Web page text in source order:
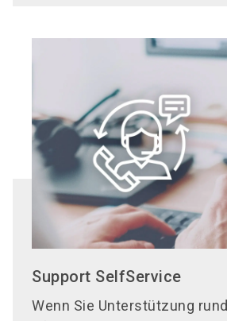
Support SelfService
Wenn Sie Unterstützung